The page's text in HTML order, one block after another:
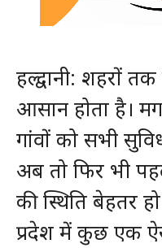
हल्द्वानी: शहरों
आसान होता है।
गांवों को सभी
अब तो फिर भी
की स्थिति बेहतर
प्रदेश में कुछ एक